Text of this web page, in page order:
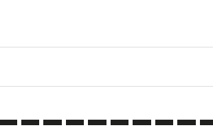
DVO–PQC: cmp-view-offers-
DVO–PQC: cmp-view-offers-
DVO–PQC: cmp-view-offers-
DVO–PQC: cmp-view-
DVO–PQC: cmp-
DVO–PQC: